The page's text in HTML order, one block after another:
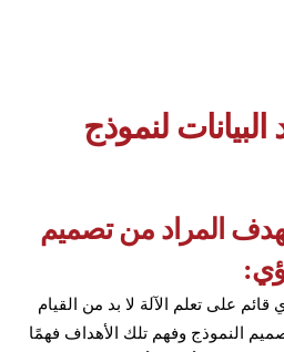
لنموذج
المراد من تصميم
قائم على تعلم الآلة لا بد من القيام
النموذج وفهم تلك الأهداف فهمًا